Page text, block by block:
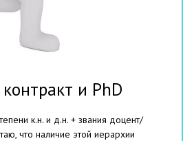
и PhD
к.н. и д.н. + звания доцент/
что наличие этой иерархии